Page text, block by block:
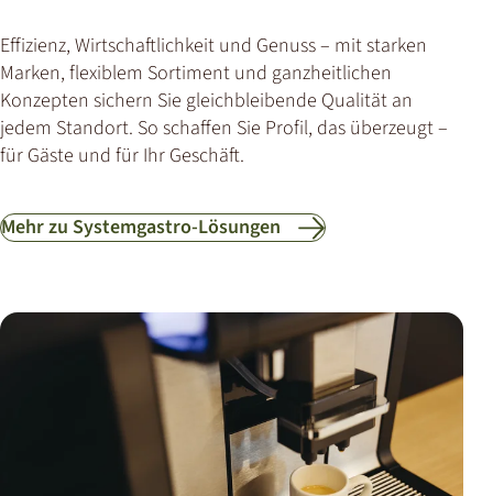
Effizienz, Wirtschaftlichkeit und Genuss – mit starken
Marken, flexiblem Sortiment und ganzheitlichen
Konzepten sichern Sie gleichbleibende Qualität an
jedem Standort. So schaffen Sie Profil, das überzeugt –
für Gäste und für Ihr Geschäft.
Mehr zu Systemgastro-Lösungen